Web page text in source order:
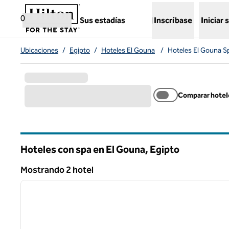
Saltar a contenido
0
Sus estadías
,abre una nueva pestaña
Inscríbase Iniciar
Ubicaciones / Egipto / Hoteles El Gouna / Hoteles El Gouna
Comparar
Hoteles con spa en El Gouna, Egipto
Mostrando 2 hotel
Mostrando 2 hotel
1 de 12